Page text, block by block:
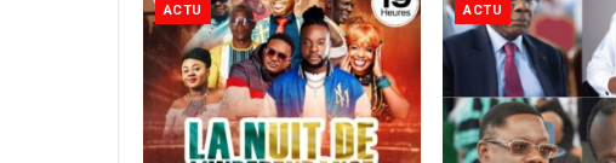
ACTU ACTU